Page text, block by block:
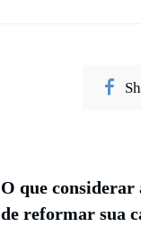
O que considerar
de reformar sua